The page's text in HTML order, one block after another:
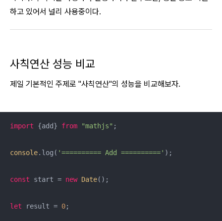
하고 있어서 널리 사용중이다.
사칙연산 성능 비교
제일 기본적인 주제로 "사칙연산"의 성능을 비교해보자.
import {add} from "mathjs" ;
console.log( '========== Add ==========' );
const start = new Date();
let result = 0;